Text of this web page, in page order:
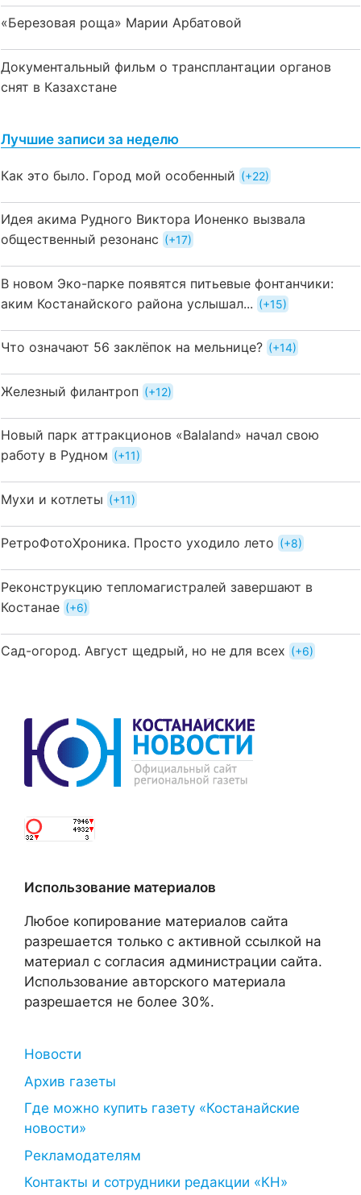
«Березовая роща» Марии Арбатовой
Документальный фильм о трансплантации органов
снят в Казахстане
Лучшие записи за неделю
Как это было. Город мой особенный +22
Идея акима Рудного Виктора Ионенко вызвала
общественный резонанс
+17
В новом Эко-парке появятся питьевые фонтанчики:
аким Костанайского района услышал...
+15
Что означают 56 заклёпок на мельнице? +14
Железный филантроп +12
Новый парк аттракционов «Balaland» начал свою
работу в Рудном
+11
Мухи и котлеты +11
РетроФотоХроника. Просто уходило лето +8
Реконструкцию тепломагистралей завершают в
Костанае
+6
Сад-огород. Август щедрый, но не для всех +6
Использование материалов
Любое копирование материалов сайта
разрешается только с активной ссылкой на
материал с согласия администрации сайта.
Использование авторского материала
разрешается не более 30%.
Новости
Архив газеты
Где можно купить газету «Костанайские
новости»
Рекламодателям
Контакты и сотрудники редакции «КН»